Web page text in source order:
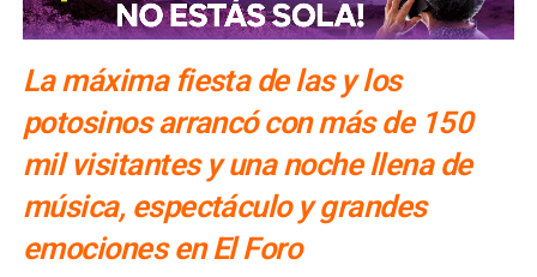
La máxima fiesta de las y los
potosinos arrancó con más de 150
mil visitantes y una noche llena de
música, espectáculo y grandes
emociones en El Foro